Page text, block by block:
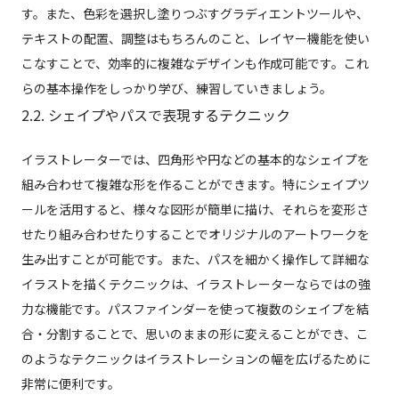
す。また、色彩を選択し塗りつぶすグラディエントツールや、
テキストの配置、調整はもちろんのこと、レイヤー機能を使い
こなすことで、効率的に複雑なデザインも作成可能です。これ
らの基本操作をしっかり学び、練習していきましょう。
2.2. シェイプやパスで表現するテクニック
イラストレーターでは、四角形や円などの基本的なシェイプを
組み合わせて複雑な形を作ることができます。特にシェイプツ
ールを活用すると、様々な図形が簡単に描け、それらを変形さ
せたり組み合わせたりすることでオリジナルのアートワークを
生み出すことが可能です。また、パスを細かく操作して詳細な
イラストを描くテクニックは、イラストレーターならではの強
力な機能です。パスファインダーを使って複数のシェイプを結
合・分割することで、思いのままの形に変えることができ、こ
のようなテクニックはイラストレーションの幅を広げるために
非常に便利です。